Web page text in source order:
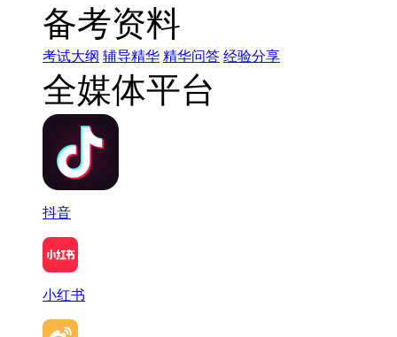
备考资料
考试大纲 辅导精华 精华问答 经验分享
全媒体平台
抖音
小红书